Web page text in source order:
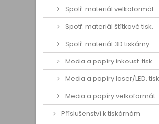
Spotř. materiál velkoformát
Spotř. materiál štítkové tisk.
Spotř. materiál 3D tiskárny
Media a papíry inkoust. tisk
Media a papíry laser/LED. tisk
Media a papíry velkoformát
Příslušenství k tiskárnám